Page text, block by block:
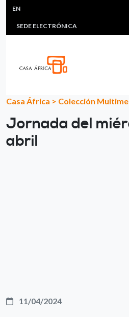
Skip to main content
HEADER MENU
MULTIMEDIA
SEDE ELECTRÓNICA
EN
Casa África > Colección
Jornada del
abril
11/04/2024